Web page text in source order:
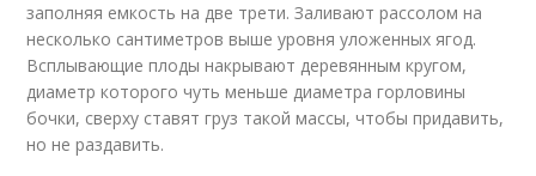
заполняя емкость на две трети. Заливают рассолом на
несколько сантиметров выше уровня уложенных ягод.
Всплывающие плоды накрывают деревянным кругом,
диаметр которого чуть меньше диаметра горловины
бочки, сверху ставят груз такой массы, чтобы придавить,
но не раздавить.